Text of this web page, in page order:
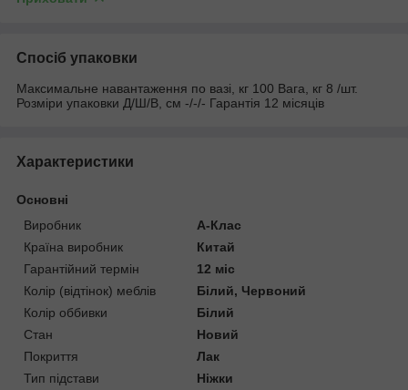
Спосіб упаковки
Максимальне навантаження по вазі, кг 100 Вага, кг 8 /шт.
Розміри упаковки Д/Ш/В, см -/-/- Гарантія 12 місяців
Характеристики
Основні
Виробник
А-Клас
Країна виробник
Китай
Гарантійний термін
12 міс
Колір (відтінок) меблів
Білий, Червоний
Колір оббивки
Білий
Стан
Новий
Покриття
Лак
Тип підстави
Ніжки